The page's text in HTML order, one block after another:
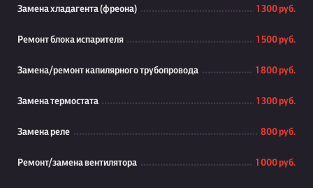
Замена хладагента (фреона) 1 300 руб.
Ремонт блока испарителя 1 500 руб.
Замена/ремонт капилярного трубопровода 1 800 руб.
Замена термостата 1 300 руб.
Замена реле 800 руб.
Ремонт/замена вентилятора 1 000 руб.